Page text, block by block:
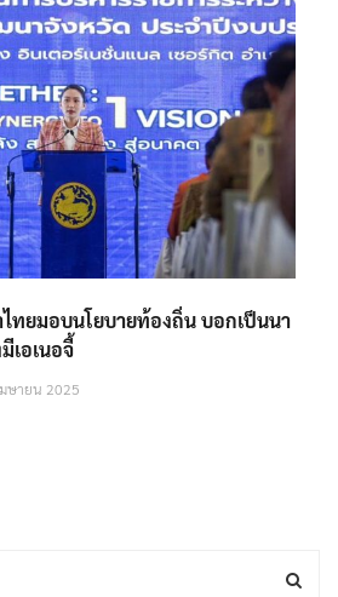
ไทยมอบนโยบายท้องถิ่น บอกเป็นนา
เอเนอจี้
ษายน 2025